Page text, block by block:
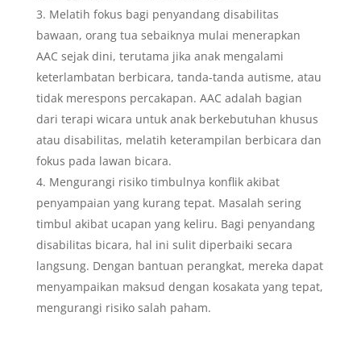
Melatih fokus bagi penyandang disabilitas
bawaan, orang tua sebaiknya mulai menerapkan
AAC sejak dini, terutama jika anak mengalami
keterlambatan berbicara, tanda-tanda autisme, atau
tidak merespons percakapan. AAC adalah bagian
dari terapi wicara untuk anak berkebutuhan khusus
atau disabilitas, melatih keterampilan berbicara dan
fokus pada lawan bicara.
Mengurangi risiko timbulnya konflik akibat
penyampaian yang kurang tepat. Masalah sering
timbul akibat ucapan yang keliru. Bagi penyandang
disabilitas bicara, hal ini sulit diperbaiki secara
langsung. Dengan bantuan perangkat, mereka dapat
menyampaikan maksud dengan kosakata yang tepat,
mengurangi risiko salah paham.